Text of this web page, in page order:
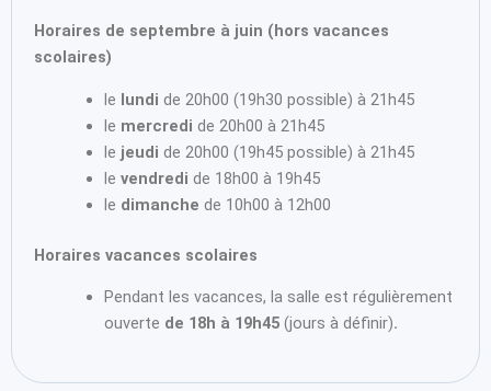
Horaires de septembre à juin (hors vacances
scolaires)
le lundi de 20h00 (19h30 possible) à 21h45
le mercredi de 20h00 à 21h45
le jeudi de 20h00 (19h45 possible) à 21h45
le vendredi de 18h00 à 19h45
le dimanche de 10h00 à 12h00
Horaires vacances scolaires
Pendant les vacances, la salle est régulièrement
ouverte de 18h à 19h45 (jours à définir).